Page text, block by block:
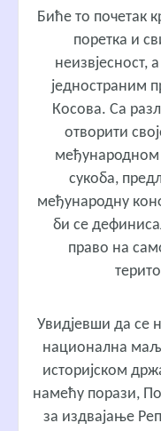
Биће то почетак
поретка и
неизвјесност,
једностраним
Косова. Са
отворити
сукоба,
међународну
би се
право на
Увидјевши да се
национална
историјском
намећу порази,
за издвајање